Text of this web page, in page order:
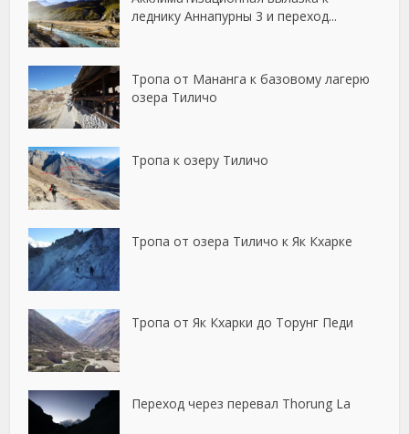
леднику Аннапурны 3 и переход...
Тропа от Мананга к базовому лагерю
озера Тиличо
Тропа к озеру Тиличо
Тропа от озера Тиличо к Як Кхарке
Тропа от Як Кхарки до Торунг Педи
Переход через перевал Thorung La